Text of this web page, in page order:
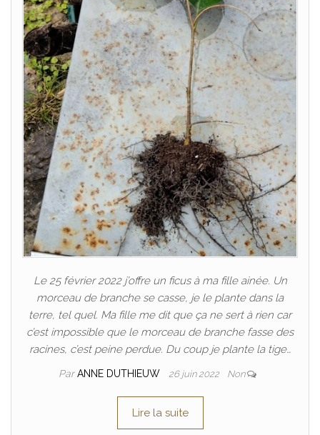
Le 25 février 2022 j’offre un ficus à ma fille ainée. Un
morceau de branche se casse, je le plante dans la
terre, tel quel. Ma fille me dit que ça ne sert à rien car
c’est impossible que le morceau de branche fasse des
racines, c’est peine perdue. Du coup je plante la tige…
ParANNE DUTHIEUW 26 juin 2022 Non
Lire la suite